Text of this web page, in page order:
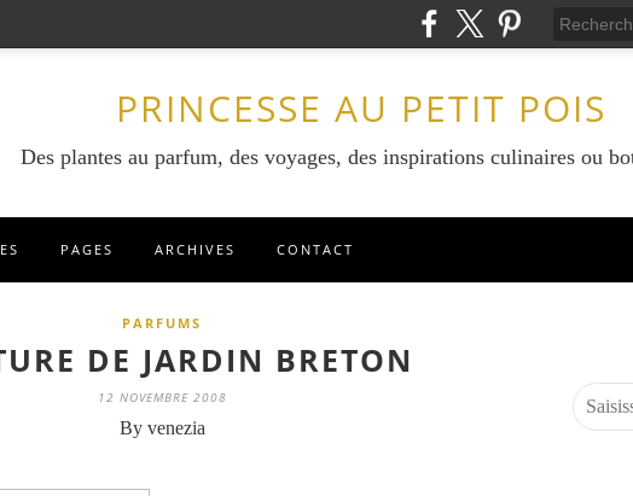
PRINCESSE AU PETIT POIS
Des plantes au parfum, des voyages, des inspirations culinaires ou
PAGES ARCHIVES CONTACT
PARFUMS
DE JARDIN BRETON
12 NOVEMBRE 2008
By venezia